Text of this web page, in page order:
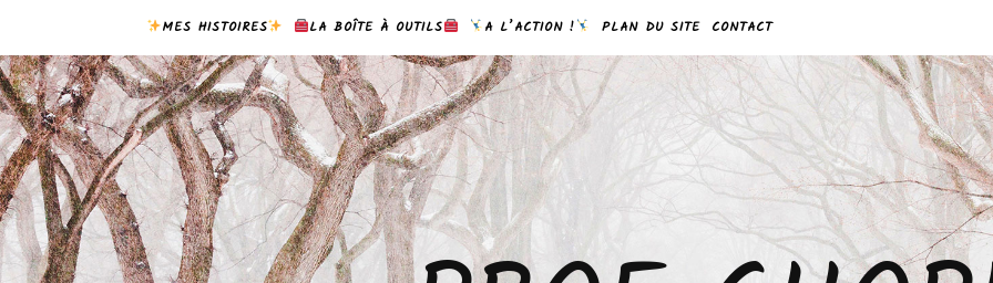
MES HISTOIRES LA BOÎTE À OUTILS A L’ACTION ! PLAN DU SITE CONTACT